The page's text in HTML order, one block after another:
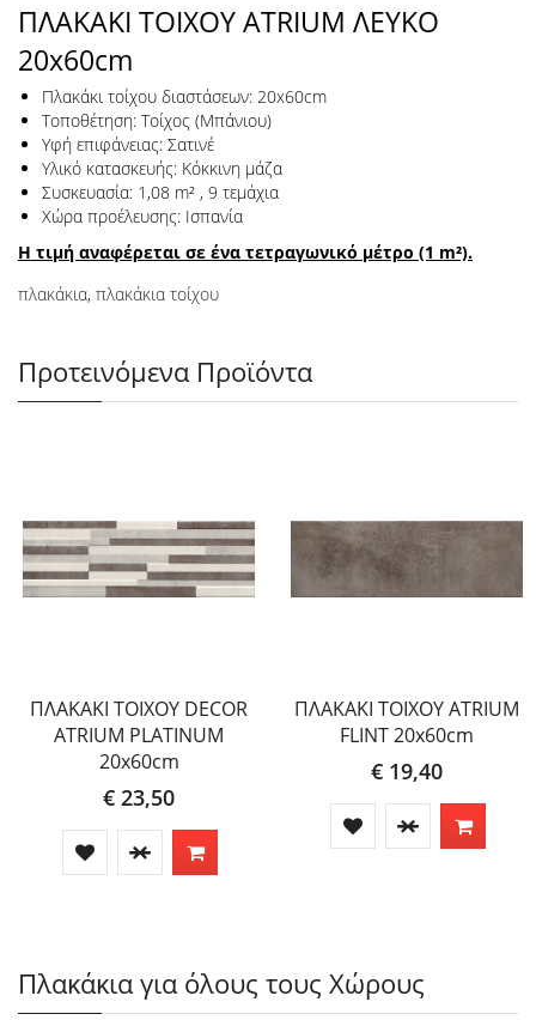
ΠΛΑΚΑΚΙ ΤΟΙΧΟΥ ATRIUM ΛΕΥΚΟ
20x60cm
Πλακάκι τοίχου διαστάσεων: 20x60cm
Τοποθέτηση: Τοίχος (Μπάνιου)
Υφή επιφάνειας: Σατινέ
Υλικό κατασκευής: Κόκκινη μάζα
Συσκευασία: 1,08 m² , 9 τεμάχια
Χώρα προέλευσης: Ισπανία
Η τιμή αναφέρεται σε ένα τετραγωνικό μέτρο (1 m²).
πλακάκια, πλακάκια τοίχου
Προτεινόμενα Προϊόντα
ΠΛΑΚΑΚΙ ΤΟΙΧΟΥ DECOR
ATRIUM PLATINUM
20x60cm
€ 23,50
ΠΛΑΚΑΚΙ ΤΟΙΧΟΥ ATRIUM
FLINT 20x60cm
€ 19,40
Πλακάκια για όλους τους Χώρους